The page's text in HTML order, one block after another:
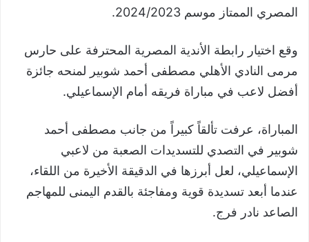
المصري الممتاز موسم 2024/2023.
وقع اختيار رابطة الأندية المصرية المحترفة على حارس
مرمى النادي الأهلي مصطفى أحمد شوبير لمنحه جائزة
أفضل لاعب في مباراة فريقه أمام الإسماعيلي.
المباراة، عرفت تألقاً كبيراً من جانب مصطفى أحمد
شوبير في التصدي للتسديدات الصعبة من لاعبي
الإسماعيلي، لعل أبرزها في الدقيقة الأخيرة من اللقاء،
عندما أبعد تسديدة قوية ومفاجئة بالقدم اليمنى للمهاجم
الصاعد نادر فرج.